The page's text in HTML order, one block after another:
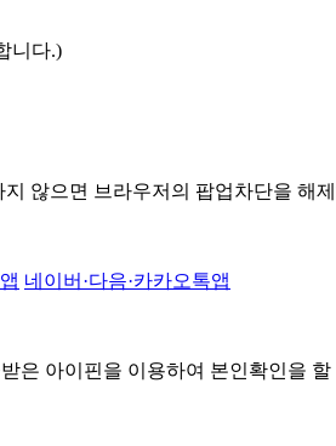
니다.)
않으면 브라우저의 팝업차단을 해
네이버·다음·카카오톡앱
은 아이핀을 이용하여 본인확인을 할